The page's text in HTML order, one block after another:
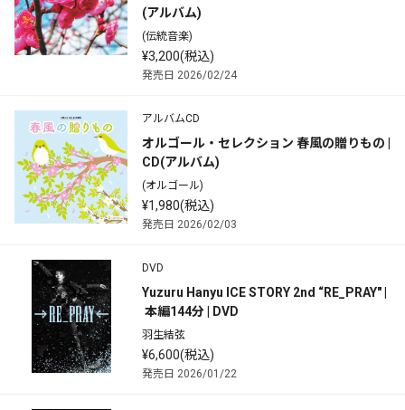
(アルバム)
(伝統音楽)
¥3,200(税込)
発売日 2026/02/24
アルバムCD
オルゴール・セレクション 春風の贈りもの |
CD(アルバム)
(オルゴール)
¥1,980(税込)
発売日 2026/02/03
DVD
Yuzuru Hanyu ICE STORY 2nd “RE_PRAY" |
本編144分 | DVD
羽生結弦
¥6,600(税込)
発売日 2026/01/22